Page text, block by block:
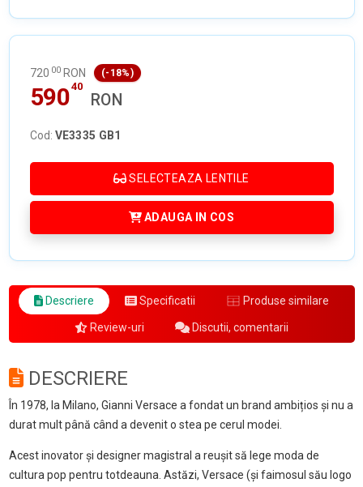
720 00 RON (-18%)
59040
RON
Cod: VE3335 GB1
SELECTEAZA LENTILE
ADAUGA IN COS
Descriere Specificatii Produse similare
Review-uri Discutii, comentarii
DESCRIERE
În 1978, la Milano, Gianni Versace a fondat un brand ambițios și nu a
durat mult până când a devenit o stea pe cerul modei.
Acest inovator și designer magistral a reușit să lege moda de
cultura pop pentru totdeauna. Astăzi, Versace (și faimosul său logo